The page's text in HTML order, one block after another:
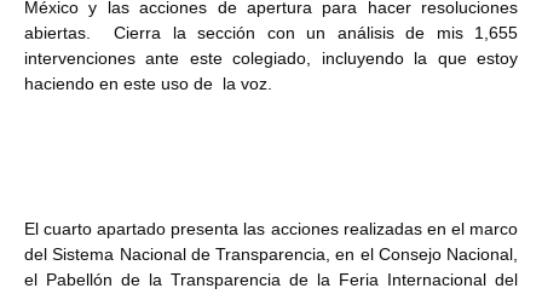
México y las acciones de apertura para hacer resoluciones
abiertas. Cierra la sección con un análisis de mis 1,655
intervenciones ante este colegiado, incluyendo la que estoy
haciendo en este uso de la voz.
El cuarto apartado presenta las acciones realizadas en el marco
del Sistema Nacional de Transparencia, en el Consejo Nacional,
el Pabellón de la Transparencia de la Feria Internacional del